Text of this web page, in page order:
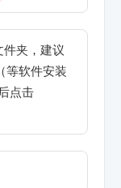
夹，建议
等软件安装
点击